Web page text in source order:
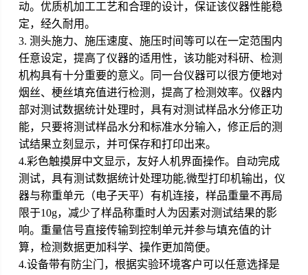
动。优质机加工工艺和合理的设计，保证该仪器性能稳
定，经久耐用。
3. 测头施力、施压速度、施压时间等可以在一定范围内
任意设定，提高了仪器的适用性，该功能对科研、检测
机构具有十分重要的意义。同一台仪器可以很方便地对
烟丝、梗丝填充值进行检测，提高了检测效率。仪器内
部对测试数据统计处理时，具有对测试样品水分修正功
能，只要将测试样品水分和标准水分输入，修正后的测
试结果立刻显示，并可保存和打印出来。
4.彩色触摸屏中文显示，友好人机界面操作。自动完成
测试，具有测试数据统计处理功能,微型打印机输出，仪
器与称重单元（电子天平）有机连接，样品重量不再局
限于10g，减少了样品称重时人为因素对测试结果的影
响。重量信号直接传输到控制单元并参与填充值的计
算，检测数据更加科学、操作更加简便。
4.设备带有防尘门，根据实验环境客户可以任意选择是